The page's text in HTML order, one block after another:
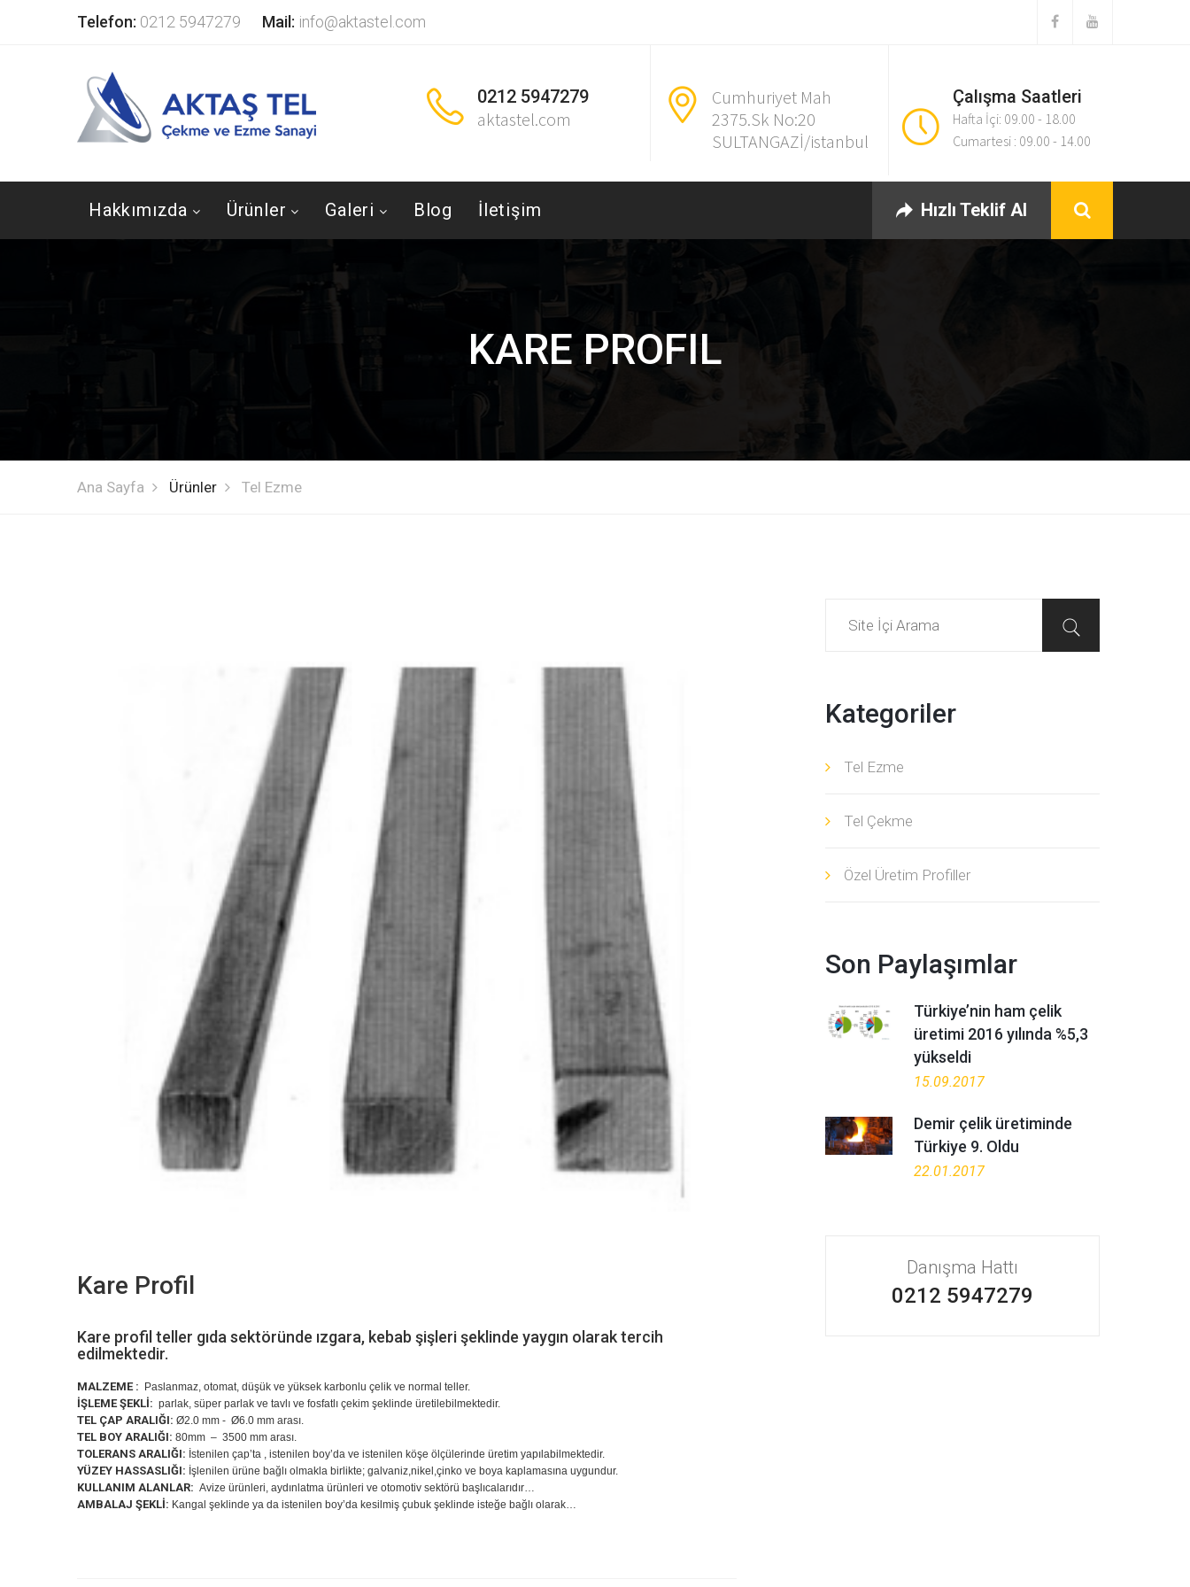
Telefon: 0212 5947279 Mail: info@aktastel.com
0212 5947279
aktastel.com
Cumhuriyet Mah
2375.Sk No:20
SULTANGAZİ/istanbul
Çalışma Saatleri
Hafta İçi: 09.00 - 18.00
Cumartesi : 09.00 - 14.00
Hakkımızda Ürünler Galeri Blog İletişim Hızlı Teklif Al
KARE PROFIL
Ana Sayfa Ürünler Tel Ezme
Kare Profil
Kare profil teller gıda sektöründe ızgara, kebab şişleri şeklinde yaygın olarak tercih
edilmektedir.
MALZEME : Paslanmaz, otomat, düşük ve yüksek karbonlu çelik ve normal teller.
İŞLEME ŞEKLİ: parlak, süper parlak ve tavlı ve fosfatlı çekim şeklinde üretilebilmektedir.
TEL ÇAP ARALIĞI: Ø2.0 mm - Ø6.0 mm arası.
TEL BOY ARALIĞI: 80mm – 3500 mm arası.
TOLERANS ARALIĞI: İstenilen çap’ta , istenilen boy’da ve istenilen köşe ölçülerinde üretim yapılabilmektedir.
YÜZEY HASSASLIĞI: İşlenilen ürüne bağlı olmakla birlikte; galvaniz,nikel,çinko ve boya kaplamasına uygundur.
KULLANIM ALANLAR: Avize ürünleri, aydınlatma ürünleri ve otomotiv sektörü başlıcalarıdır…
AMBALAJ ŞEKLİ: Kangal şeklinde ya da istenilen boy’da kesilmiş çubuk şeklinde isteğe bağlı olarak…
Kategoriler
Tel Ezme
Tel Çekme
Özel Üretim Profiller
Son Paylaşımlar
Türkiye’nin ham çelik
üretimi 2016 yılında %5,3
yükseldi
15.09.2017
Demir çelik üretiminde
Türkiye 9. Oldu
22.01.2017
Danışma Hattı
0212 5947279